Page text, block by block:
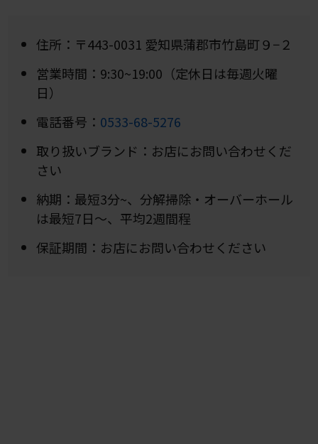
住所：〒443-0031 愛知県蒲郡市竹島町９−２
営業時間：9:30~19:00（定休日は毎週火曜
日）
電話番号： 0533-68-5276
取り扱いブランド：お店にお問い合わせくだ
さい
納期：最短3分~、分解掃除・オーバーホール
は最短7日～、平均2週間程
保証期間：お店にお問い合わせください